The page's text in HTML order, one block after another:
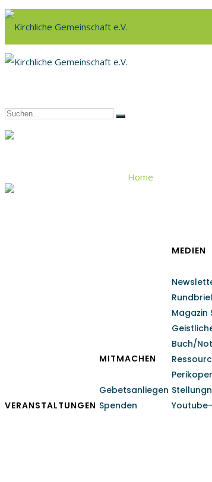
VERANSTALTUNGEN
MITMACHEN
Gebetsanliegen
Spenden
MEDIEN
Magazin
Buch/
Home